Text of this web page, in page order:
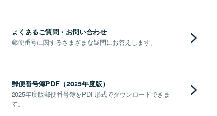
よくあるご質問・お問い合わせ
郵便番号に関するさまざまな疑問にお答えします。
郵便番号簿PDF（2025年度版）
2025年度版郵便番号簿をPDF形式でダウンロードできま
す。